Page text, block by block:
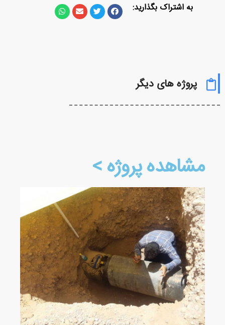
به اشتراک بگذارید:
پروژه های دیگر
مشاهده پروژه >